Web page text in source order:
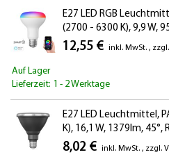
E27 LED RGB
(2700 - 6300 K), 9,9 W,
Alexa, matt
12,55 € inkl. MwSt. , zzgl.
Auf Lager
Lieferzeit: 1 - 2 Werktage
E27 LED Leuchtmittel,
K), 16,1 W, 1379lm,
8,02 € inkl. MwSt. , zzgl.